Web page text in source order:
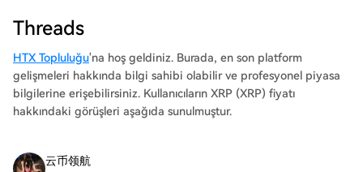
Threads
HTX Topluluğu'na hoş geldiniz. Burada, en son platform
gelişmeleri hakkında bilgi sahibi olabilir ve profesyonel piyasa
bilgilerine erişebilirsiniz. Kullanıcıların XRP (XRP) fiyatı
hakkındaki görüşleri aşağıda sunulmuştur.
云币领航